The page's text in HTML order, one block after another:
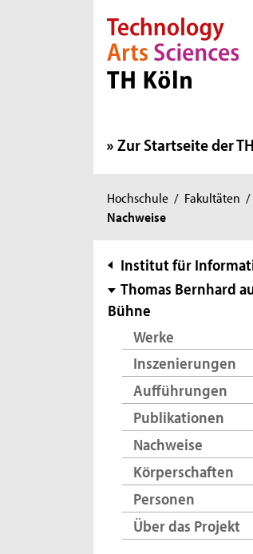
Direkt zur
Direkt zur Subnavigation
Direkt zum Inhalt
Direkt zum Fußbereich
Zur Startseite der
Sie
sind
Hochschule / Fakultäten /
Nachweise
Subnavigation
Institut für
Thomas Bernhard
Bühne
Werke
Inszenierungen
Aufführungen
Publikationen
Nachweise
Körperschaften
Personen
Über das Projekt